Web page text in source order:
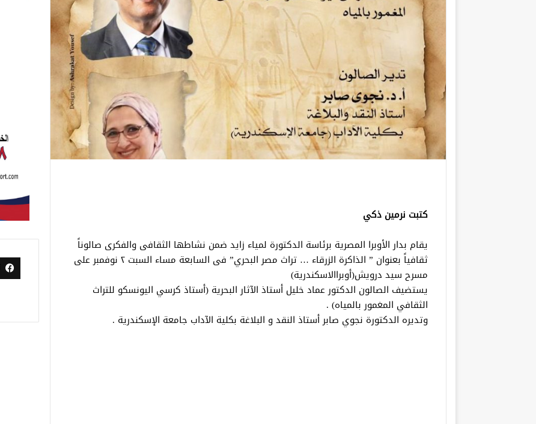
كتبت نرمين ذكي
يقام بدار الأوبرا المصرية برئاسة الدكتورة لمياء زايد ضمن نشاطها الثقافى والفكرى صالوناً
ثقافياً بعنوان ” الذاكرة الزرقاء … تراث مصر البحري” فى السابعة مساء السبت ٢ نوفمبر على
مسرح سيد درويش(أوبراالاسكندرية)
يستضيف الصالون الدكتور عماد خليل أستاذ الآثار البحرية (أستاذ كرسي اليونسكو للتراث
الثقافي المغمور بالمياه) .
وتديره الدكتورة نجوي صابر أستاذ النقد و البلاغة بكلية الآداب جامعة الإسكندرية .